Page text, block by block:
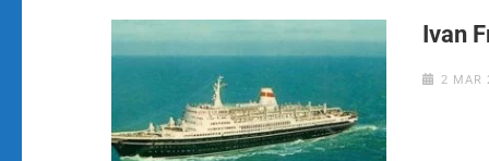
Ivan
2 MAR